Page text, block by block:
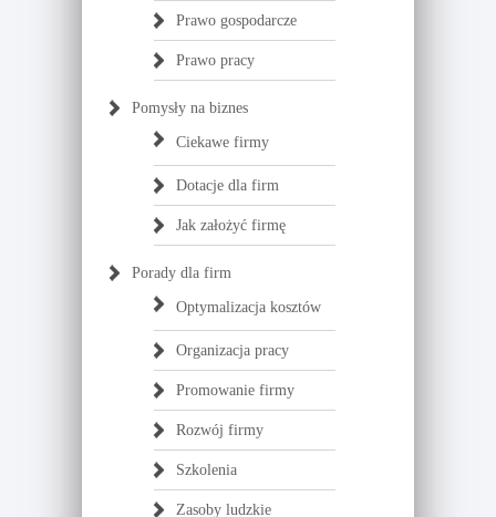
Prawo gospodarcze
Prawo pracy
Pomysły na biznes
Ciekawe firmy
Dotacje dla firm
Jak założyć firmę
Porady dla firm
Optymalizacja kosztów
Organizacja pracy
Promowanie firmy
Rozwój firmy
Szkolenia
Zasoby ludzkie